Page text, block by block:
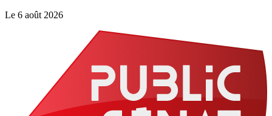
Le 6 août 2026